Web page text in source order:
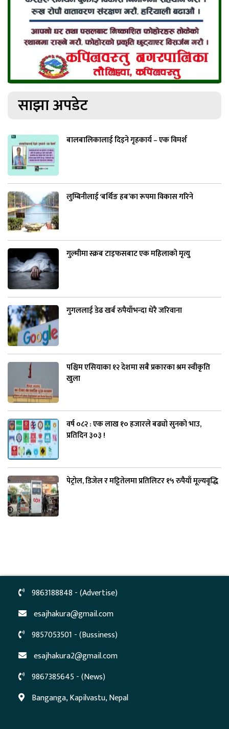
साझा अपडेट
बालबालिकालाई दिइने गृहकार्य – एक विमर्श
लुम्बिनीलाई ‘बर्थिङ हब’का रूपमा विकास गरिने
गुल्मीमा स्क्रब टाइफसबाट एक महिलाको मृत्यु
गुगललाई डेढ खर्ब रुपैयाँभन्दा धेरै जरिवाना
पश्चिम एसियाका १२ देशमा सबै प्रकारका श्रम स्वीकृति
खुला
वर्ष ०८२ : एक लाख १० हजारले बढ्यो सुनको भाउ,
प्रतिदिन ३०३ !
पेट्रोल, डिजेल र मट्टितेलमा प्रतिलिटर १५ रुपैयाँ मूल्यवृद्धि
9863188848 - (Advertise)
esajhakura@gmail.com
9857053501 - (Bussiness)
esajhakura2@gmail.com
9867385645 - (News)
Banganga, Kapilvastu, Nepal